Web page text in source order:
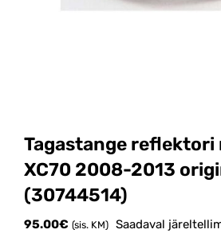
Tagastange reflektori
XC70 2008-2013
(30744514)
95.00€ (sis. KM) Saadaval